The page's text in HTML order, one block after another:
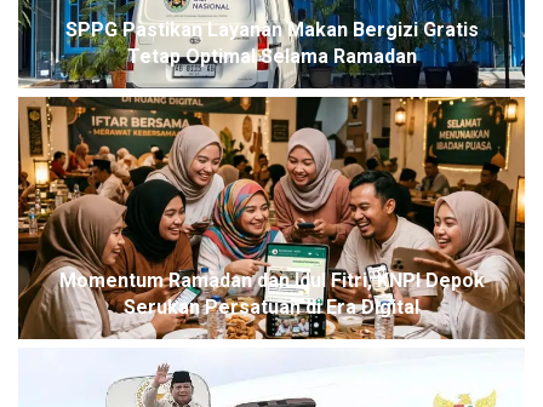
SPPG Pastikan Layanan Makan Bergizi Gratis
Tetap Optimal Selama Ramadan
Momentum Ramadan dan Idul Fitri, KNPI Depok
Serukan Persatuan di Era Digital